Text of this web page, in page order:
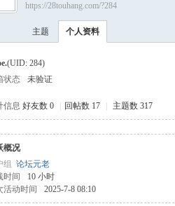
https://28touhang.com/?284
主题 个人资料
(UID: 284)
状态
未验证
信息 好友数 0 回帖数 17 主题数 317
概况
组 论坛元老
时间
10 小时
活动时间
2025-7-8 08:10